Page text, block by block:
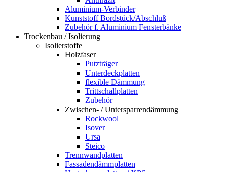
Aluminium-Verbinder
Kunststoff Bordstück/Abschluß
Zubehör f. Aluminium Fensterbänke
Trockenbau / Isolierung
Isolierstoffe
Holzfaser
Putzträger
Unterdeckplatten
flexible Dämmung
Trittschallplatten
Zubehör
Zwischen- / Untersparrendämmung
Rockwool
Isover
Ursa
Steico
Trennwandplatten
Fassadendämmplatten